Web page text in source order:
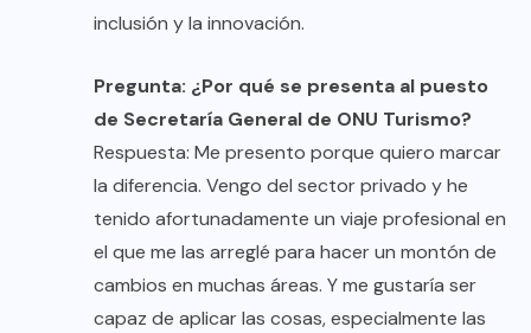
inclusión y la innovación.
Pregunta: ¿Por qué se presenta al puesto
de Secretaría General de ONU Turismo?
Respuesta: Me presento porque quiero marcar
la diferencia. Vengo del sector privado y he
tenido afortunadamente un viaje profesional en
el que me las arreglé para hacer un montón de
cambios en muchas áreas. Y me gustaría ser
capaz de aplicar las cosas, especialmente las